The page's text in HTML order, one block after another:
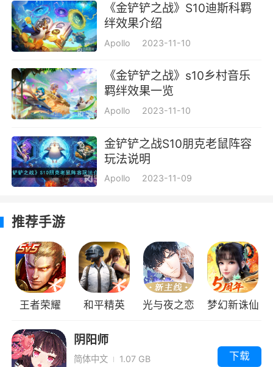
《金铲铲之战》S10迪斯科羁
绊效果介绍
Apollo 2023-11-10
《金铲铲之战》s10乡村音乐
羁绊效果一览
Apollo 2023-11-10
金铲铲之战S10朋克老鼠阵容
玩法说明
Apollo 2023-11-09
推荐手游
王者荣耀 和平精英 光与夜之恋 梦幻新诛仙
阴阳师
简体中文
1.07 GB
下载